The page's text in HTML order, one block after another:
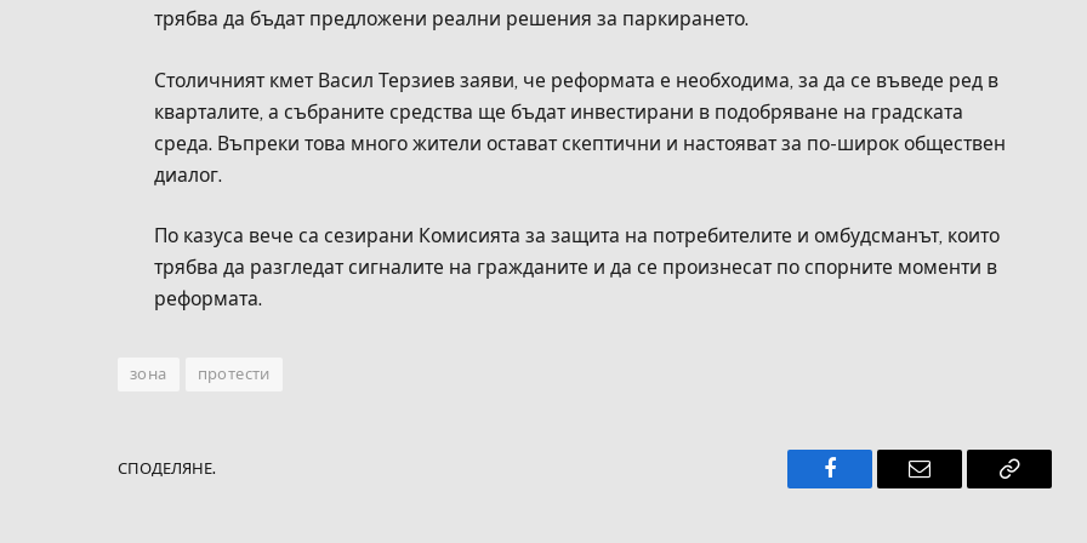
трябва да бъдат предложени реални решения за паркирането.
Столичният кмет Васил Терзиев заяви, че реформата е необходима, за да се въведе ред в
кварталите, а събраните средства ще бъдат инвестирани в подобряване на градската
среда. Въпреки това много жители остават скептични и настояват за по-широк обществен
диалог.
По казуса вече са сезирани Комисията за защита на потребителите и омбудсманът, които
трябва да разгледат сигналите на гражданите и да се произнесат по спорните моменти в
реформата.
зона протести
СПОДЕЛЯНЕ.
Facebook Имейл